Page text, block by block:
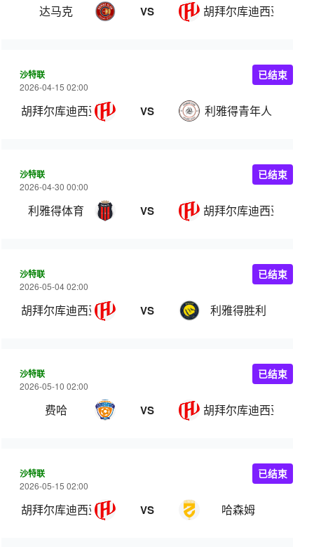
达马克 VS 胡拜尔库迪西亚
沙特联
2026-04-15 02:00
胡拜尔库迪西亚 VS 利雅得青年人
已结束
沙特联
2026-04-30 00:00
利雅得体育 VS 胡拜尔库迪西亚
已结束
沙特联
2026-05-04 02:00
胡拜尔库迪西亚 VS 利雅得胜利
已结束
沙特联
2026-05-10 02:00
费哈 VS 胡拜尔库迪西亚
已结束
沙特联
2026-05-15 02:00
胡拜尔库迪西亚 VS 哈森姆
已结束